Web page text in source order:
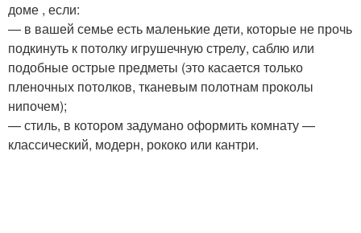
доме , если:
— в вашей семье есть маленькие дети, которые не прочь
подкинуть к потолку игрушечную стрелу, саблю или
подобные острые предметы (это касается только
пленочных потолков, тканевым полотнам проколы
нипочем);
— стиль, в котором задумано оформить комнату —
классический, модерн, рококо или кантри.